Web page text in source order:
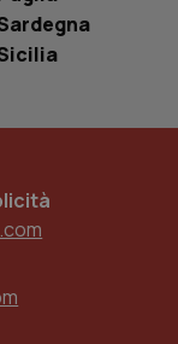
il sito, ma un
di accesso per
per mantenere
traccia
incorporati
del sito web sta
di